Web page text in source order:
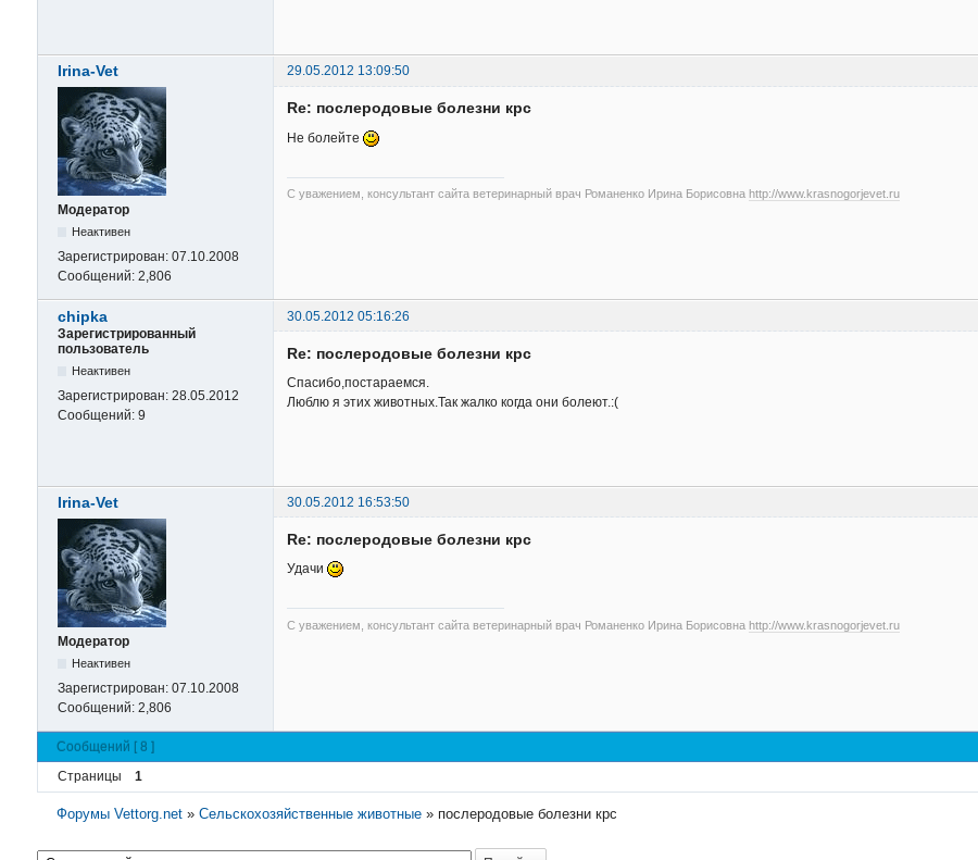
Irina-Vet 29.05.2012 13:09:50
Модератор
Неактивен
Зарегистрирован: 07.10.2008
Сообщений: 2,806
Re: послеродовые болезни крс
Не болейте
С уважением, консультант сайта ветеринарный врач Романенко Ирина Борисовна http://www.krasnogorjevet.ru
chipka
30.05.2012 05:16:26
Зарегистрированный
пользователь
Неактивен
Зарегистрирован: 28.05.2012
Сообщений: 9
Re: послеродовые болезни крс
Спасибо,постараемся.
Люблю я этих животных.Так жалко когда они болеют.:(
Irina-Vet 30.05.2012 16:53:50
Модератор
Неактивен
Зарегистрирован: 07.10.2008
Сообщений: 2,806
Re: послеродовые болезни крс
Удачи
С уважением, консультант сайта ветеринарный врач Романенко Ирина Борисовна http://www.krasnogorjevet.ru
Сообщений [ 8 ]
Страницы
1
Форумы Vettorg.net »Сельскохозяйственные животные » послеродовые болезни крс